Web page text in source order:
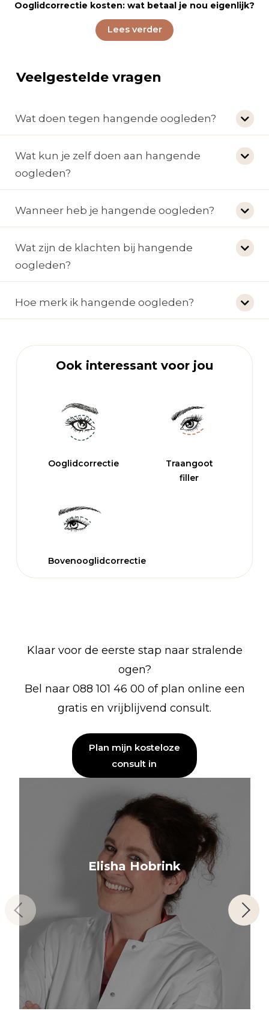
Ooglidcorrectie kosten: wat betaal je nou eigenlijk?
Lees verder
Veelgestelde vragen
Wat doen tegen hangende oogleden?
Wat kun je zelf doen aan hangende
oogleden?
Wanneer heb je hangende oogleden?
Wat zijn de klachten bij hangende
oogleden?
Hoe merk ik hangende oogleden?
Ook interessant voor jou
Ooglidcorrectie
Traangoot
filler
Bovenooglidcorrectie
Klaar voor de eerste stap naar stralende
ogen?
Bel naar 088 101 46 00 of plan online een
gratis en vrijblijvend consult.
Plan mijn kosteloze
consult in
Elisha Hobrink